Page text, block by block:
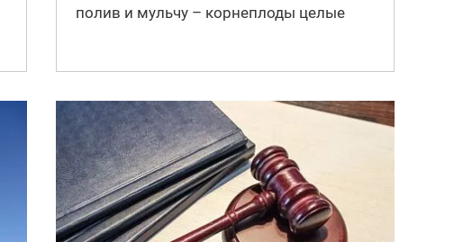
полив и мульчу – корнеплоды целые